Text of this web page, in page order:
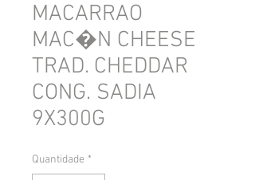
MACARRAO
MAC�N CHEESE
TRAD. CHEDDAR
CONG. SADIA
9X300G
Quantidade *